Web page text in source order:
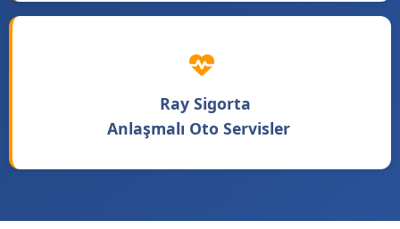
Ray Sigorta
Anlaşmalı Oto Servisler